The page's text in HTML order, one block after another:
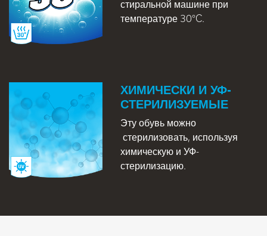
стиральной машине при
температуре 30°C.
ХИМИЧЕСКИ И УФ-
СТЕРИЛИЗУЕМЫЕ
Эту обувь можно
стерилизовать, используя
химическую и УФ-
стерилизацию.